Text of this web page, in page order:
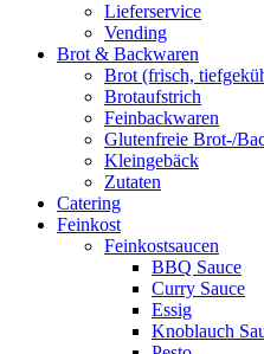
Lieferservice
Vending
Brot & Backwaren
Brot (frisch,
Brotaufstrich
Feinbackwaren
Glutenfreie Brot-/
Kleingebäck
Zutaten
Catering
Feinkost
Feinkostsaucen
BBQ Sauce
Curry Sauce
Essig
Knoblauch